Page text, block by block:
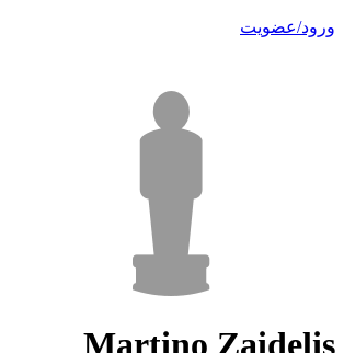
ورود/عضویت
Martino Zaidelis